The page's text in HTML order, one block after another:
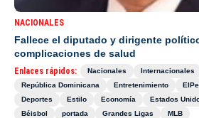
NACIONALES
Fallece el diputado y dirigente
complicaciones de salud
Enlaces rápidos: Nacionales Internacionales
República Dominicana
Entretenimiento
Deportes
Estilo Economía Estados
Béisbol
portada Grandes Ligas MLB